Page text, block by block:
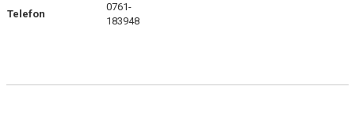
Telefon
0761-
183948